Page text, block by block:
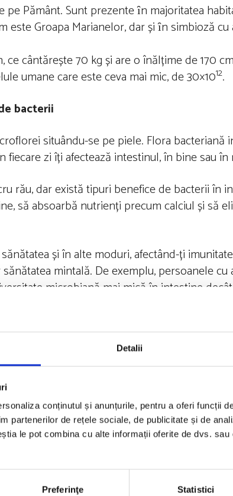
Detalii
conținutul și anunțurile, pentru a oferi funcții
partenerilor de rețele sociale, de publicitate și de
le pot combina cu alte informații oferite de dvs.
Preferinţe Statistici
Pământ. Sunt prezente ȋn majoritatea
este Groapa Marianelor, dar și ȋn simbioză
cântărește 70 kg și are o înălțime de 170
umane care este ceva mai mic, de 30×1012.
bacterii
situându-se pe piele. Flora bacteriană
fiecare zi îți afectează intestinul, în bine sau în
rău, dar există tipuri benefice de bacterii în
să absoarbă nutrienți precum calciul și să
și în alte moduri, afectând-ți
mintală. De exemplu, persoanele cu
microbiană mai mică în intestine
te poate expune unui risc mai mare de
microbiom
digera fibrele, dar bacteriile benefice din
ce le ajută să prospere. Dar majoritatea
în fiecare zi. Încercați să lucrați cu alimente
cu făină albă cu versiuni de grâu integral.
și, de asemenea, în polifenoli, compuși
anghinarea și măslinele sunt toate